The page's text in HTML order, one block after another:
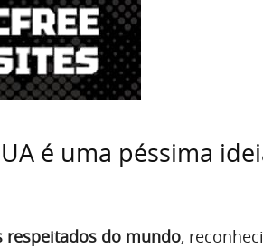
é uma péssima
respeitados do mundo,